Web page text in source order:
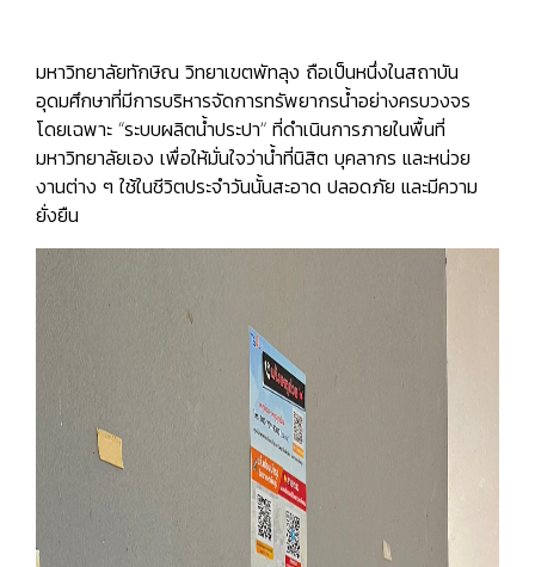
มหาวิทยาลัยทักษิณ วิทยาเขตพัทลุง ถือเป็นหนึ่งในสถาบัน
อุดมศึกษาที่มีการบริหารจัดการทรัพยากรน้ำอย่างครบวงจร
โดยเฉพาะ “ระบบผลิตน้ำประปา” ที่ดำเนินการภายในพื้นที่
มหาวิทยาลัยเอง เพื่อให้มั่นใจว่าน้ำที่นิสิต บุคลากร และหน่วย
งานต่าง ๆ ใช้ในชีวิตประจำวันนั้นสะอาด ปลอดภัย และมีความ
ยั่งยืน